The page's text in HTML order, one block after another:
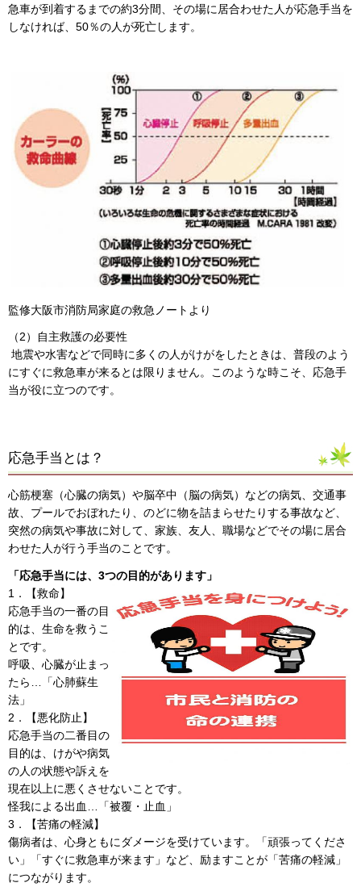
急車が到着するまでの約3分間、その場に居合わせた人が応急手当を
しなければ、50％の人が死亡します。
監修大阪市消防局家庭の救急ノートより
（2）自主救護の必要性
地震や水害などで同時に多くの人がけがをしたときは、普段のよう
にすぐに救急車が来るとは限りません。このような時こそ、応急手
当が役に立つのです。
応急手当とは？
心筋梗塞（心臓の病気）や脳卒中（脳の病気）などの病気、交通事
故、プールでおぼれたり、のどに物を詰まらせたりする事故など、
突然の病気や事故に対して、家族、友人、職場などでその場に居合
わせた人が行う手当のことです。
「応急手当には、3つの目的があります」
1．【救命】
応急手当の一番の目
的は、生命を救うこ
とです。
呼吸、心臓が止まっ
たら…「心肺蘇生
法」
2．【悪化防止】
応急手当の二番目の
目的は、けがや病気
の人の状態や訴えを
現在以上に悪くさせないことです。
怪我による出血…「被覆・止血」
3．【苦痛の軽減】
傷病者は、心身ともにダメージを受けています。「頑張ってくださ
い」「すぐに救急車が来ます」など、励ますことが「苦痛の軽減」
につながります。